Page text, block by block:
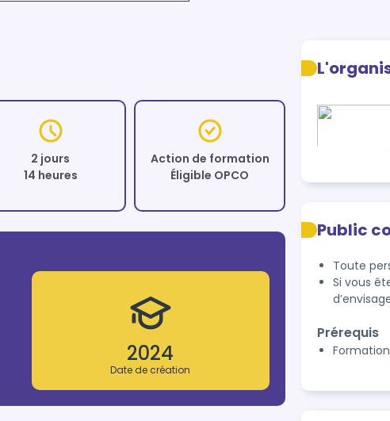
2 jours
14 heures
Action de formation
Éligible OPCO
2024
Date de création
Public
Toute
Si vous
Prérequis